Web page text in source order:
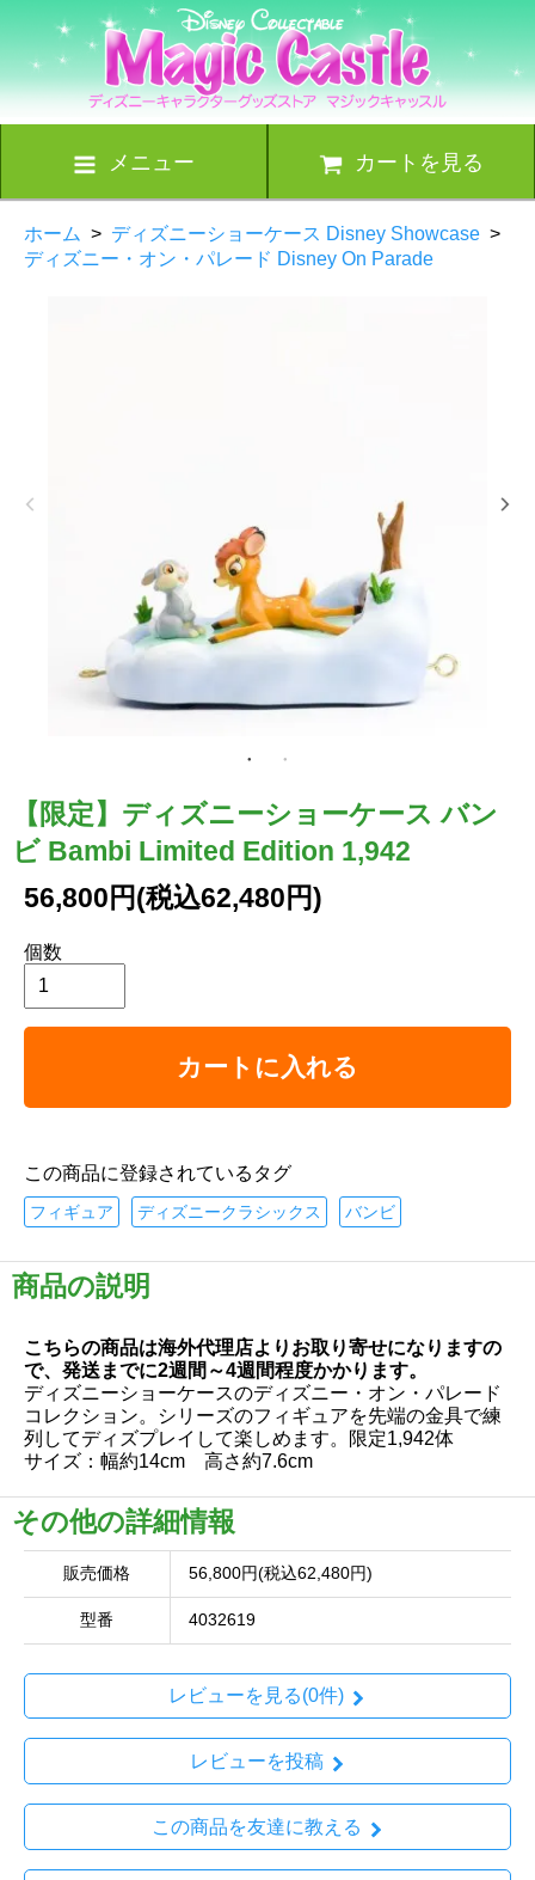
メニュー カートを見る
ホーム > ディズニーショーケース Disney Showcase >
ディズニー・オン・パレード Disney On Parade
【限定】ディズニーショーケース バン
ビ Bambi Limited Edition 1,942
56,800円(税込62,480円)
個数
カートに入れる
この商品に登録されているタグ
フィギュア ディズニークラシックス バンビ
商品の説明
こちらの商品は海外代理店よりお取り寄せになりますの
で、発送までに2週間～4週間程度かかります。
ディズニーショーケースのディズニー・オン・パレード
コレクション。シリーズのフィギュアを先端の金具で練
列してディズプレイして楽しめます。限定1,942体
サイズ：幅約14cm 高さ約7.6cm
その他の詳細情報
販売価格 56,800円(税込62,480円)
型番 4032619
レビューを見る(0件)
レビューを投稿
この商品を友達に教える